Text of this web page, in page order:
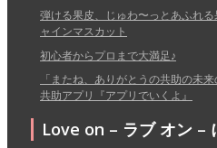
弾ける果皮、じゅわ〜っとあふれ
ャインマスカット
初心者からプロまで大満足♪
「またね、ありがとうの共助の未
共助アプリ『アプリでいくよ』
Love on – ラブ オン –